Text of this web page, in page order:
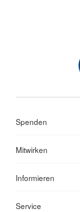
Spenden
Mitwirken
Informieren
Service